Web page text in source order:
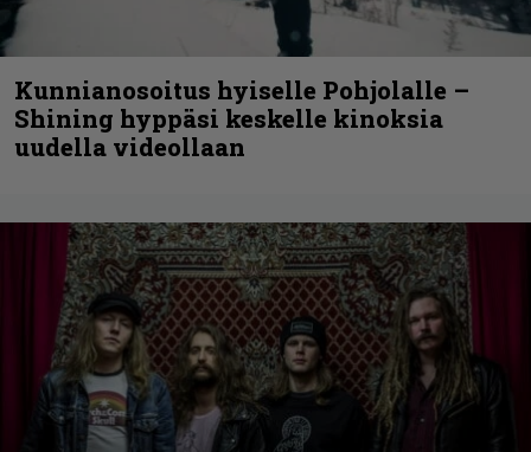
Kunnianosoitus hyiselle Pohjolalle –
Shining hyppäsi keskelle kinoksia
uudella videollaan